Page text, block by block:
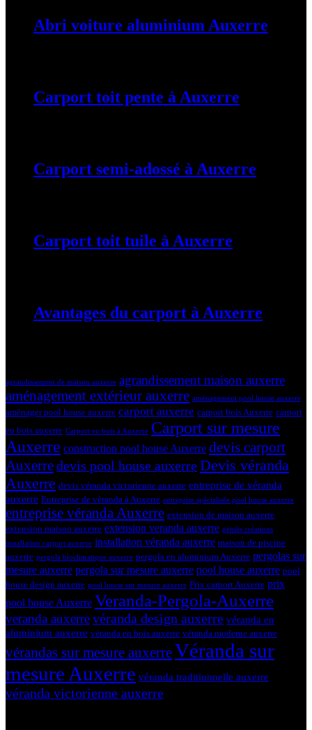
Abri voiture aluminium Auxerre
Carport toit pente à Auxerre
Carport semi-adossé à Auxerre
Carport toit tuile à Auxerre
Avantages du carport à Auxerre
agrandissement de maison auxerre agrandissement maison auxerre
aménagement extérieur auxerre aménagement pool house auxerre
aménager pool house auxerre carport auxerre carport bois Auxerre carport
en bois auxerre Carport en bois à Auxerre Carport sur mesure
Auxerre construction pool house Auxerre devis carport
Auxerredevis pool house auxerreDevis véranda
Auxerre devis véranda victorienne auxerre entreprise de véranda
auxerre Entreprise de véranda à Auxerre entreprise spécialisée pool house auxerre
entreprise véranda Auxerre extension de maison auxerre
extension maison auxerre extension veranda auxerre géniès créations
installation carport auxerre installation véranda auxerre maison de piscine
auxerre pergola bioclimatique auxerre pergola en aluminium Auxerre pergolas sur
mesure auxerre pergola sur mesure auxerre pool house auxerre pool
house design auxerre pool house sur mesure auxerre Prix carport Auxerre prix
pool house Auxerre Veranda-Pergola-Auxerre
veranda auxerrevéranda design auxerre véranda en
aluminium auxerre véranda en bois auxerre véranda moderne auxerre
vérandas sur mesure auxerreVéranda sur
mesure Auxerre véranda traditionnelle auxerre
véranda victorienne auxerre